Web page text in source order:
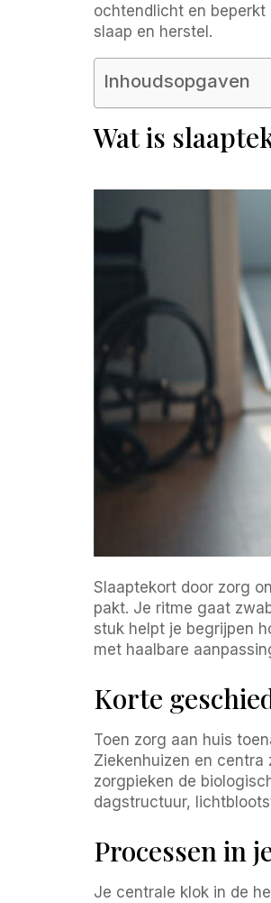
ochtendlicht en
slaap en herstel.
Inhoudsopgaven
Wat is
Slaaptekort door zorg
pakt. Je ritme gaat
stuk helpt je begrijpen
met haalbare
Korte
Toen zorg aan huis
Ziekenhuizen en centra
zorgpieken de
dagstructuur,
Processen in
Je centrale klok in de